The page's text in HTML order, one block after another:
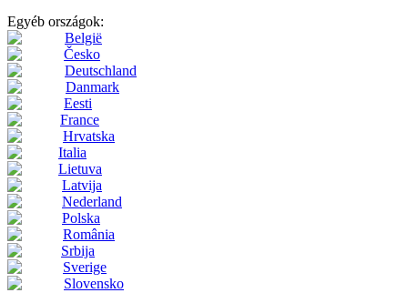
Egyéb országok:
België
Česko
Deutschland
Danmark
Eesti
France
Hrvatska
Italia
Lietuva
Latvija
Nederland
Polska
România
Srbija
Sverige
Slovensko